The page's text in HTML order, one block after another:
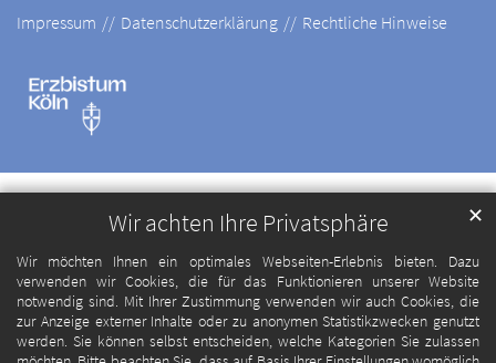
Wir achten Ihre Privatsphäre
Wir möchten Ihnen ein optimales Webseiten-Erlebnis bieten. Dazu
verwenden wir Cookies, die für das Funktionieren unserer Website
notwendig sind. Mit Ihrer Zustimmung verwenden wir auch Cookies, die
zur Anzeige externer Inhalte oder zu anonymen Statistikzwecken genutzt
werden. Sie können selbst entscheiden, welche Kategorien Sie zulassen
✕
Impressum Datenschutzerklärung Rechtliche Hinweise